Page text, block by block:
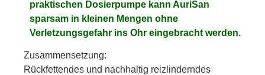
praktischen Dosierpumpe kann AuriSan
sparsam in kleinen Mengen ohne
Verletzungsgefahr ins Ohr eingebracht werden.
Zusammensetzung:
Rückfettendes und nachhaltig reizlinderndes